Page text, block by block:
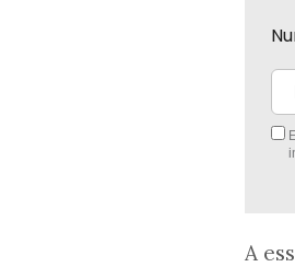
A